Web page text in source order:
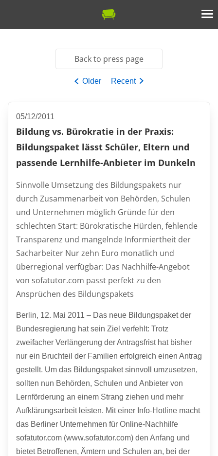
Back to press page
Older Recent
05/12/2011
Bildung vs. Bürokratie in der Praxis:
Bildungspaket lässt Schüler, Eltern und
passende Lernhilfe-Anbieter im Dunkeln
Sinnvolle Umsetzung des Bildungspakets nur
durch Zusammenarbeit von Behörden, Schulen
und Unternehmen möglich Gründe für den
schlechten Start: Bürokratische Hürden, fehlende
Transparenz und mangelnde Informiertheit der
Sacharbeiter Nur zehn Euro monatlich und
überregional verfügbar: Das Nachhilfe-Angebot
von sofatutor.com passt perfekt zu den
Ansprüchen des Bildungspakets
Berlin, 12. Mai 2011 – Das neue Bildungspaket der
Bundesregierung hat sein Ziel verfehlt: Trotz
zweifacher Verlängerung der Antragsfrist hat bisher
nur ein Bruchteil der Familien erfolgreich einen Antrag
gestellt. Um das Bildungspaket sinnvoll umzusetzen,
sollten nun Behörden, Schulen und Anbieter von
Lernförderung an einem Strang ziehen und mehr
Aufklärungsarbeit leisten. Mit einer Info-Hotline macht
das Berliner Unternehmen für Online-Nachhilfe
sofatutor.com (www.sofatutor.com) den Anfang und
bietet Betroffenen, Ämtern und Schulen an, bei der